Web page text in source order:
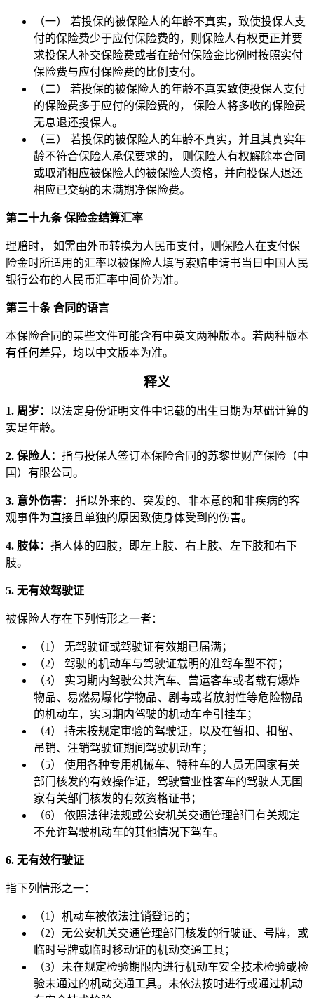
（一） 若投保的被保险人的年龄不真实，致使投保人支
付的保险费少于应付保险费的，则保险人有权更正并要
求投保人补交保险费或者在给付保险金比例时按照实付
保险费与应付保险费的比例支付。
（二） 若投保的被保险人的年龄不真实致使投保人支付
的保险费多于应付的保险费的， 保险人将多收的保险费
无息退还投保人。
（三） 若投保的被保险人的年龄不真实，并且其真实年
龄不符合保险人承保要求的， 则保险人有权解除本合同
或取消相应被保险人的被保险人资格，并向投保人退还
相应已交纳的未满期净保险费。
第二十九条 保险金结算汇率
理赔时， 如需由外币转换为人民币支付，则保险人在支付保
险金时所适用的汇率以被保险人填写索赔申请书当日中国人民
银行公布的人民币汇率中间价为准。
第三十条 合同的语言
本保险合同的某些文件可能含有中英文两种版本。若两种版本
有任何差异，均以中文版本为准。
释义
1. 周岁： 以法定身份证明文件中记载的出生日期为基础计算的
实足年龄。
2. 保险人： 指与投保人签订本保险合同的苏黎世财产保险（中
国）有限公司。
3. 意外伤害：
指以外来的、突发的、非本意的和非疾病的客
观事件为直接且单独的原因致使身体受到的伤害。
4. 肢体： 指人体的四肢，即左上肢、右上肢、左下肢和右下
肢。
5. 无有效驾驶证
被保险人存在下列情形之一者：
（1） 无驾驶证或驾驶证有效期已届满；
（2） 驾驶的机动车与驾驶证载明的准驾车型不符；
（3） 实习期内驾驶公共汽车、营运客车或者载有爆炸
物品、易燃易爆化学物品、剧毒或者放射性等危险物品
的机动车，实习期内驾驶的机动车牵引挂车；
（4） 持未按规定审验的驾驶证，以及在暂扣、扣留、
吊销、注销驾驶证期间驾驶机动车；
（5） 使用各种专用机械车、特种车的人员无国家有关
部门核发的有效操作证，驾驶营业性客车的驾驶人无国
家有关部门核发的有效资格证书；
（6） 依照法律法规或公安机关交通管理部门有关规定
不允许驾驶机动车的其他情况下驾车。
6. 无有效行驶证
指下列情形之一：
（1）机动车被依法注销登记的；
（2）无公安机关交通管理部门核发的行驶证、号牌，或
临时号牌或临时移动证的机动交通工具；
（3）未在规定检验期限内进行机动车安全技术检验或检
验未通过的机动交通工具。未依法按时进行或通过机动